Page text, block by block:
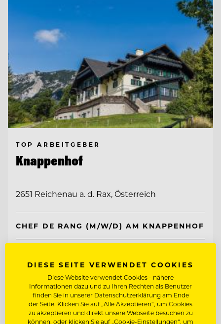
TOP ARBEITGEBER
Knappenhof
2651 Reichenau a. d. Rax, Österreich
CHEF DE RANG (M/W/D) AM KNAPPENHOF
Entdecke alle Jobs
DIESE SEITE VERWENDET COOKIES
Diese Website verwendet Cookies - nähere
Informationen dazu und zu Ihren Rechten als Benutzer
finden Sie in unserer Datenschutzerklärung am Ende
der Seite. Klicken Sie auf „Alle Akzeptieren“, um Cookies
zu akzeptieren und direkt unsere Webseite besuchen zu
können, oder klicken Sie auf „Cookie-Einstellungen“, um